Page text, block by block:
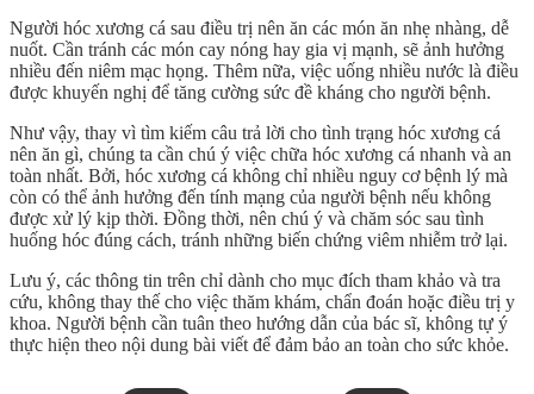
Người hóc xương cá sau điều trị nên ăn các món ăn nhẹ nhàng, dễ
nuốt. Cần tránh các món cay nóng hay gia vị mạnh, sẽ ảnh hưởng
nhiều đến niêm mạc họng. Thêm nữa, việc uống nhiều nước là điều
được khuyến nghị để tăng cường sức đề kháng cho người bệnh.
Như vậy, thay vì tìm kiếm câu trả lời cho tình trạng hóc xương cá
nên ăn gì, chúng ta cần chú ý việc chữa hóc xương cá nhanh và an
toàn nhất. Bởi, hóc xương cá không chỉ nhiều nguy cơ bệnh lý mà
còn có thể ảnh hưởng đến tính mạng của người bệnh nếu không
được xử lý kịp thời. Đồng thời, nên chú ý và chăm sóc sau tình
huống hóc đúng cách, tránh những biến chứng viêm nhiễm trở lại.
Lưu ý, các thông tin trên chỉ dành cho mục đích tham khảo và tra
cứu, không thay thế cho việc thăm khám, chẩn đoán hoặc điều trị y
khoa. Người bệnh cần tuân theo hướng dẫn của bác sĩ, không tự ý
thực hiện theo nội dung bài viết để đảm bảo an toàn cho sức khỏe.